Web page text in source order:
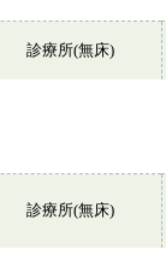
診療所(無床)
診療所(無床)